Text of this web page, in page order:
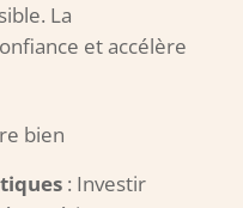
La
et accélère
bien
: Investir